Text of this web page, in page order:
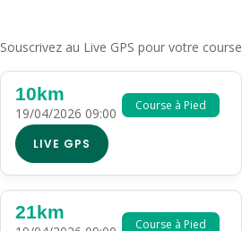
Souscrivez au Live GPS pour votre course
Course à Pied
10km
19/04/2026 09:00
LIVE GPS
Course à Pied
21km